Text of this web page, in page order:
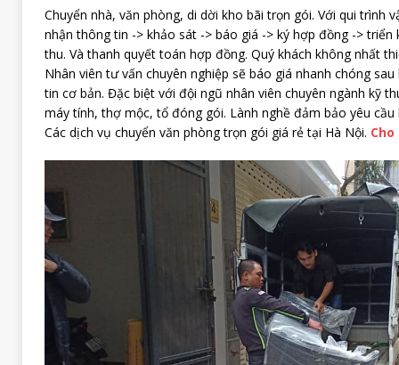
Chuyển nhà, văn phòng, di dời kho bãi trọn gói. Với qui trình
nhận thông tin -> khảo sát -> báo giá -> ký hợp đồng -> triển
thu. Và thanh quyết toán hợp đồng. Quý khách không nhất
Nhân viên tư vấn chuyên nghiệp sẽ báo giá nhanh chóng
tin cơ bản. Đặc biệt với đội ngũ nhân viên chuyên ngành kỹ
máy tính, thợ mộc, tổ đóng gói. Lành nghề đảm bảo yêu cầu
Các dịch vụ chuyển văn phòng trọn gói giá rẻ tại Hà Nội.